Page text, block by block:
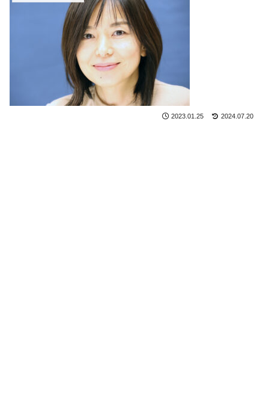
2023.01.25 2024.07.20